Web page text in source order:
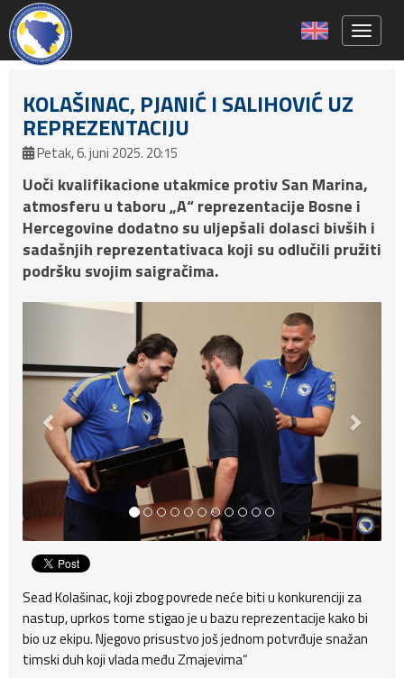
KOLAŠINAC, PJANIĆ I SALIHOVIĆ UZ
REPREZENTACIJU
Petak, 6. juni 2025. 20:15
Uoči kvalifikacione utakmice protiv San Marina,
atmosferu u taboru „A“ reprezentacije Bosne i
Hercegovine dodatno su uljepšali dolasci bivših i
sadašnjih reprezentativaca koji su odlučili pružiti
podršku svojim saigračima.
Sead Kolašinac, koji zbog povrede neće biti u konkurenciji za
nastup, uprkos tome stigao je u bazu reprezentacije kako bi
bio uz ekipu. Njegovo prisustvo još jednom potvrđuje snažan
timski duh koji vlada među Zmajevima“